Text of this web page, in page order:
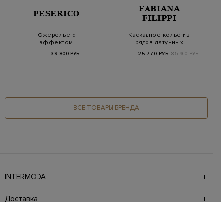
PESERICO
Ожерелье с
эффектом
цепочек и криста…
39 800 РУБ.
FABIANA
FILIPPI
Каскадное колье из
рядов латунных
25 770 РУБ. 85 900 РУБ.
ВСЕ ТОВАРЫ БРЕНДА
INTERMODA
брендов на 4 этажах в самом центре города. На сайте
Доставка